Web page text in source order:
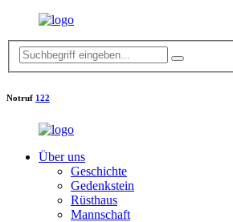
Notruf 122
Über uns
Geschichte
Gedenkstein
Rüsthaus
Mannschaft